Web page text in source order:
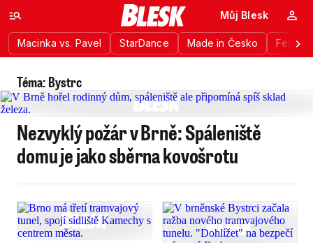
Macinka vs. Pavel StarDance Made in Česko
Můj Blesk
Téma: Bystrc
Nezvyklý požár v Brně: Spáleniště
domu je jako sběrna kovošrotu